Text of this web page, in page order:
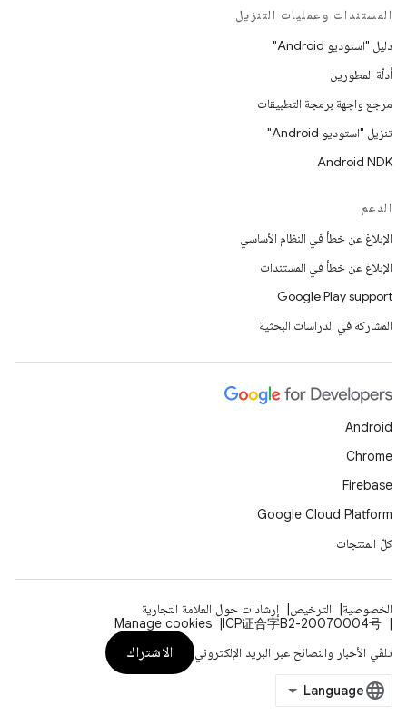
المستندات وعمليات التنزيل
دليل "استوديو Android"
أدلّة المطورين
مرجع واجهة برمجة التطبيقات
تنزيل "استوديو Android"
Android NDK
الدعم
الإبلاغ عن خطأ في النظام الأساسي
الإبلاغ عن خطأ في المستندات
Google Play support
المشاركة في الدراسات البحثية
Android
Chrome
Firebase
Google Cloud Platform
كلّ المنتجات
الخصوصية الترخيص
إرشادات حول العلامة التجارية
ICP证合字B2-20070004号
Manage cookies
تلقّي الأخبار والنصائح عبر البريد الإلكتروني
الاشتراك